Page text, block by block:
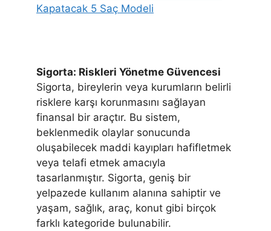
Kapatacak 5 Saç Modeli
Sigorta: Riskleri Yönetme Güvencesi
Sigorta, bireylerin veya kurumların belirli
risklere karşı korunmasını sağlayan
finansal bir araçtır. Bu sistem,
beklenmedik olaylar sonucunda
oluşabilecek maddi kayıpları hafifletmek
veya telafi etmek amacıyla
tasarlanmıştır. Sigorta, geniş bir
yelpazede kullanım alanına sahiptir ve
yaşam, sağlık, araç, konut gibi birçok
farklı kategoride bulunabilir.